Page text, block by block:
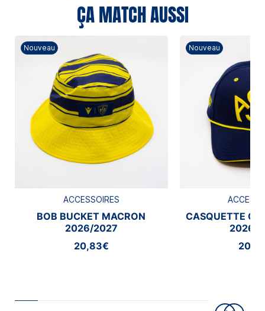
ÇA MATCH AUSSI
Nouveau
ACCESSOIRES
BOB BUCKET MACRON
2026/2027
20,83€
Nouveau
CASQUETTE
2026/